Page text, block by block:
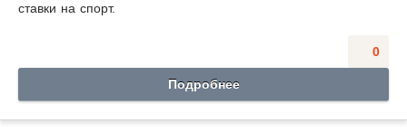
ставки на спорт.
0
Подробнее